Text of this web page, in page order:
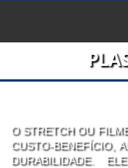
É UM PRODUTO
DE